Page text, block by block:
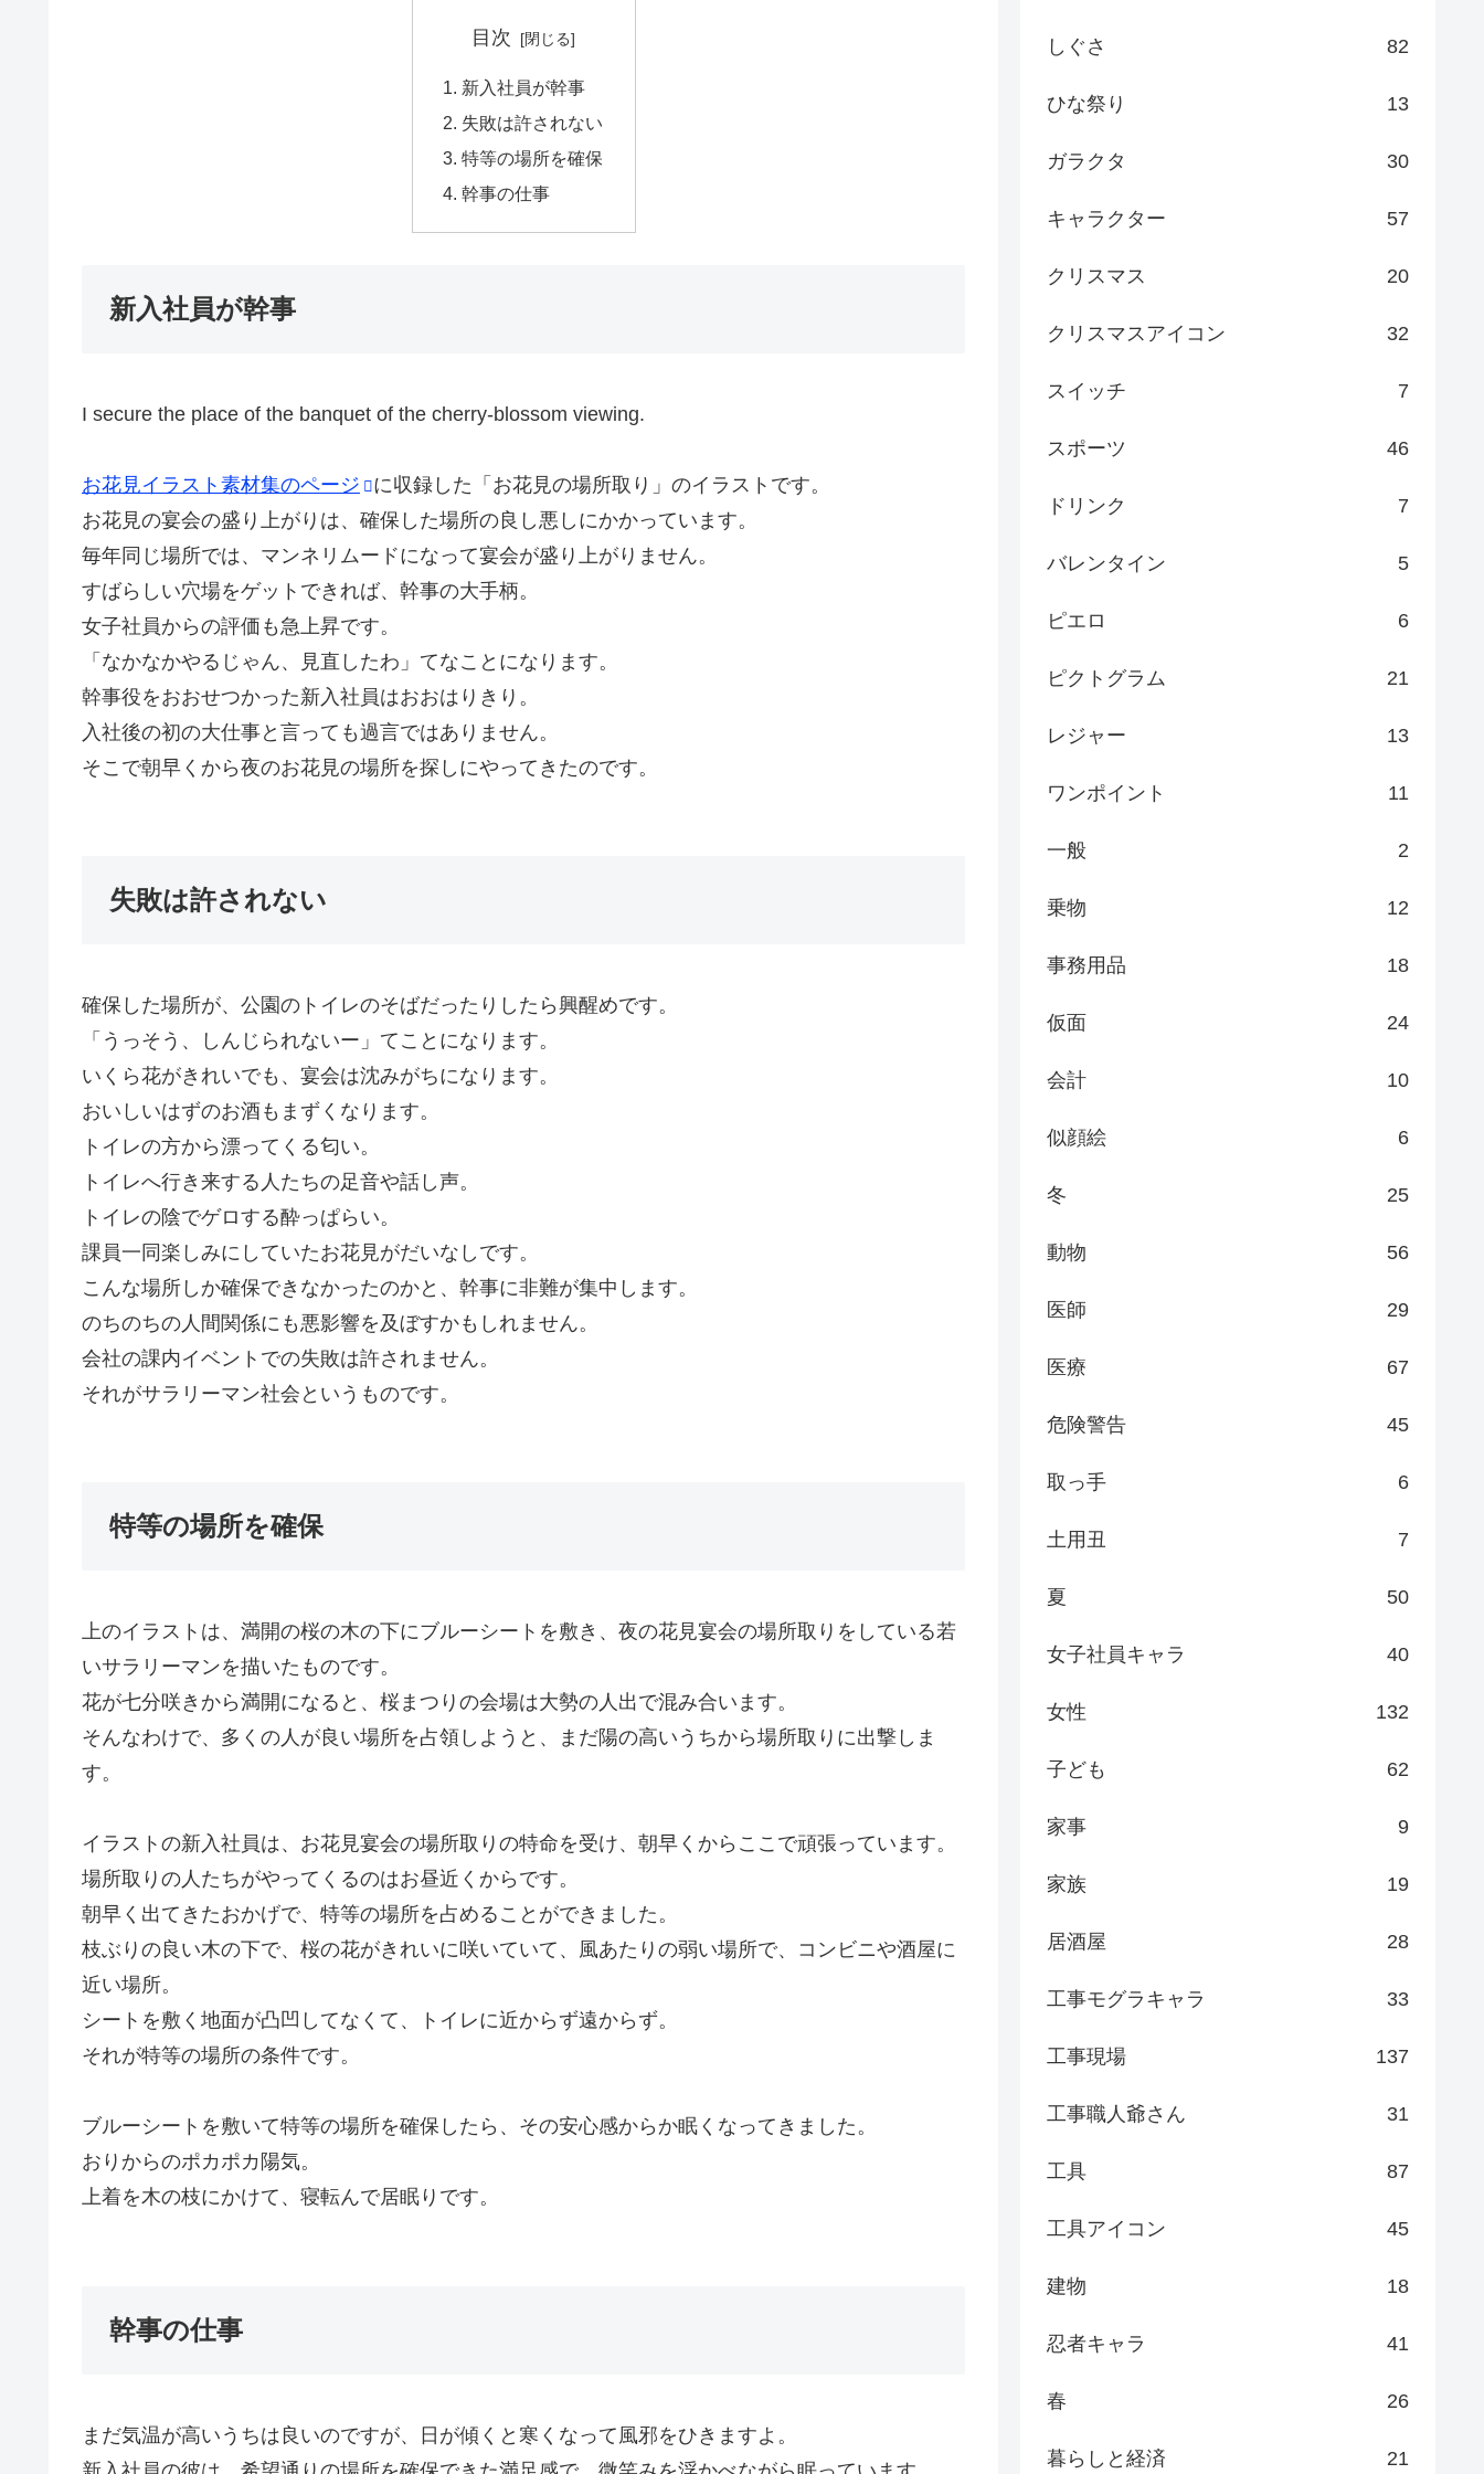
目次
新入社員が幹事
失敗は許されない
特等の場所を確保
幹事の仕事
新入社員が幹事
I secure the place of the banquet of the cherry-blossom viewing.
お花見イラスト素材集のページ
に収録した「お花見の場所取り」のイラストです。
お花見の宴会の盛り上がりは、確保した場所の良し悪しにかかっています。
毎年同じ場所では、マンネリムードになって宴会が盛り上がりません。
すばらしい穴場をゲットできれば、幹事の大手柄。
女子社員からの評価も急上昇です。
「なかなかやるじゃん、見直したわ」てなことになります。
幹事役をおおせつかった新入社員はおおはりきり。
入社後の初の大仕事と言っても過言ではありません。
そこで朝早くから夜のお花見の場所を探しにやってきたのです。
失敗は許されない
確保した場所が、公園のトイレのそばだったりしたら興醒めです。
「うっそう、しんじられないー」てことになります。
いくら花がきれいでも、宴会は沈みがちになります。
おいしいはずのお酒もまずくなります。
トイレの方から漂ってくる匂い。
トイレへ行き来する人たちの足音や話し声。
トイレの陰でゲロする酔っぱらい。
課員一同楽しみにしていたお花見がだいなしです。
こんな場所しか確保できなかったのかと、幹事に非難が集中します。
のちのちの人間関係にも悪影響を及ぼすかもしれません。
会社の課内イベントでの失敗は許されません。
それがサラリーマン社会というものです。
特等の場所を確保
上のイラストは、満開の桜の木の下にブルーシートを敷き、夜の花見宴会の場所取りをしている若
いサラリーマンを描いたものです。
花が七分咲きから満開になると、桜まつりの会場は大勢の人出で混み合います。
そんなわけで、多くの人が良い場所を占領しようと、まだ陽の高いうちから場所取りに出撃しま
す。
イラストの新入社員は、お花見宴会の場所取りの特命を受け、朝早くからここで頑張っています。
場所取りの人たちがやってくるのはお昼近くからです。
朝早く出てきたおかげで、特等の場所を占めることができました。
枝ぶりの良い木の下で、桜の花がきれいに咲いていて、風あたりの弱い場所で、コンビニや酒屋に
近い場所。
シートを敷く地面が凸凹してなくて、トイレに近からず遠からず。
それが特等の場所の条件です。
ブルーシートを敷いて特等の場所を確保したら、その安心感からか眠くなってきました。
おりからのポカポカ陽気。
上着を木の枝にかけて、寝転んで居眠りです。
幹事の仕事
まだ気温が高いうちは良いのですが、日が傾くと寒くなって風邪をひきますよ。
しぐさ 82
ひな祭り 13
ガラクタ 30
キャラクター 57
クリスマス 20
クリスマスアイコン 32
スイッチ 7
スポーツ 46
ドリンク 7
バレンタイン 5
ピエロ 6
ピクトグラム 21
レジャー 13
ワンポイント 11
一般 2
乗物 12
事務用品 18
仮面 24
会計 10
似顔絵 6
冬 25
動物 56
医師 29
医療 67
危険警告 45
取っ手 6
土用丑 7
夏 50
女子社員キャラ 40
女性 132
子ども 62
家事 9
家族 19
居酒屋 28
工事モグラキャラ 33
工事現場 137
工事職人爺さん 31
工具 87
工具アイコン 45
建物 18
忍者キャラ 41
春 26
暮らしと経済 21